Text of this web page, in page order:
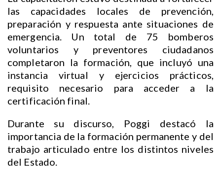
las capacidades locales de prevención,
preparación y respuesta ante situaciones de
emergencia. Un total de 75 bomberos
voluntarios y preventores ciudadanos
completaron la formación, que incluyó una
instancia virtual y ejercicios prácticos,
requisito necesario para acceder a la
certificación final.
Durante su discurso, Poggi destacó la
importancia de la formación permanente y del
trabajo articulado entre los distintos niveles
del Estado.